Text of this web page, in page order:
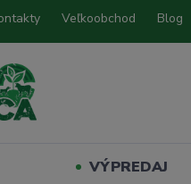
Veľkoobchod Blog
VÝPREDAJ